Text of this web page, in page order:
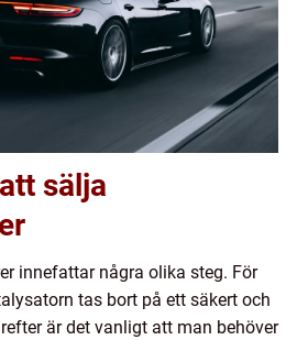
sälja
innefattar några olika steg. För
tas bort på ett säkert och
är det vanligt att man behöver